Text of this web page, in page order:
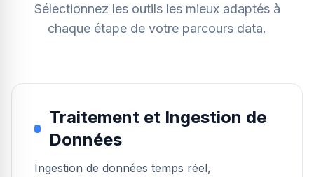
Sélectionnez les outils les mieux adaptés à
chaque étape de votre parcours data.
Traitement et Ingestion de
Données
Ingestion de données temps réel,